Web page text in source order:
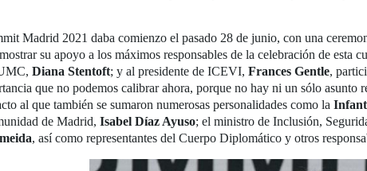
Madrid 2021 daba comienzo el pasado 28 de junio, con una
su apoyo a los máximos responsables de la celebración de esta
Diana Stentoft; y al presidente de ICEVI, Frances Gentle,
que no podemos calibrar ahora, porque no hay ni un sólo asunto
al que también se sumaron numerosas personalidades como la
de Madrid, Isabel Díaz Ayuso; el ministro de Inclusión,
, así como representantes del Cuerpo Diplomático y otros